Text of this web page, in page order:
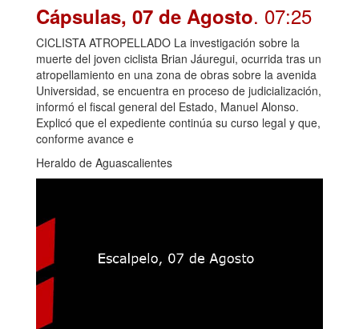
Cápsulas, 07 de Agosto. 07:25
CICLISTA ATROPELLADO La investigación sobre la
muerte del joven ciclista Brian Jáuregui, ocurrida tras un
atropellamiento en una zona de obras sobre la avenida
Universidad, se encuentra en proceso de judicialización,
informó el fiscal general del Estado, Manuel Alonso.
Explicó que el expediente continúa su curso legal y que,
conforme avance e
Heraldo de Aguascalientes